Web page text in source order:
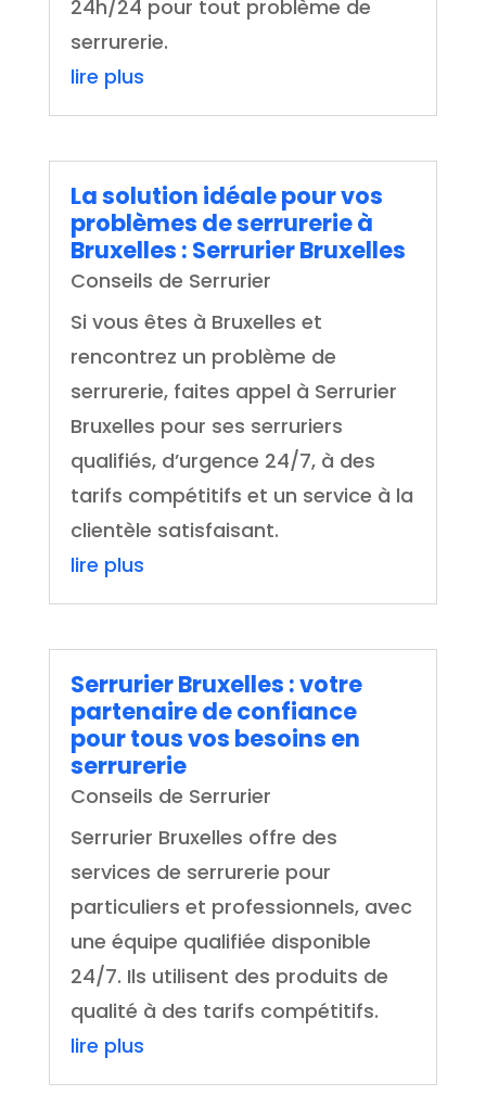
24h/24 pour tout problème de
serrurerie.
lire plus
La solution idéale pour vos
problèmes de serrurerie à
Bruxelles : Serrurier Bruxelles
Conseils de Serrurier
Si vous êtes à Bruxelles et
rencontrez un problème de
serrurerie, faites appel à Serrurier
Bruxelles pour ses serruriers
qualifiés, d’urgence 24/7, à des
tarifs compétitifs et un service à la
clientèle satisfaisant.
lire plus
Serrurier Bruxelles : votre
partenaire de confiance
pour tous vos besoins en
serrurerie
Conseils de Serrurier
Serrurier Bruxelles offre des
services de serrurerie pour
particuliers et professionnels, avec
une équipe qualifiée disponible
24/7. Ils utilisent des produits de
qualité à des tarifs compétitifs.
lire plus